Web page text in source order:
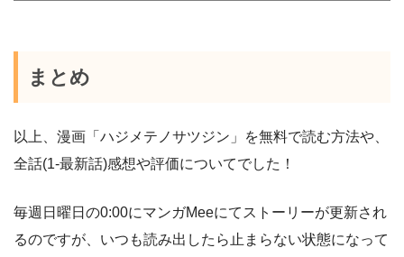
まとめ
以上、漫画「ハジメテノサツジン」を無料で読む方法や、
全話(1-最新話)感想や評価についてでした！
毎週日曜日の0:00にマンガMeeにてストーリーが更新され
るのですが、いつも読み出したら止まらない状態になって